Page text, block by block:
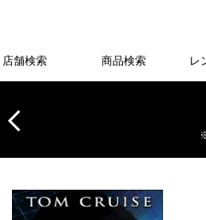
店舗検索 商品検索 レ